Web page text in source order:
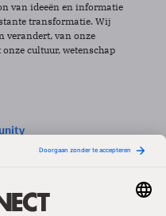
van ideeën en informatie
transformatie. Wij
verandert, van onze
cultuur, wetenschap
& Opleidingen